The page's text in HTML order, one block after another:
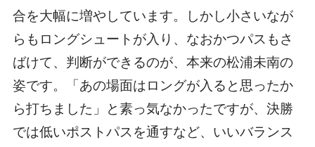
合を大幅に増やしています。しかし小さいなが
らもロングシュートが入り、なおかつパスもさ
ばけて、判断ができるのが、本来の松浦未南の
姿です。「あの場面はロングが入ると思ったか
ら打ちました」と素っ気なかったですが、決勝
では低いポストパスを通すなど、いいバランス